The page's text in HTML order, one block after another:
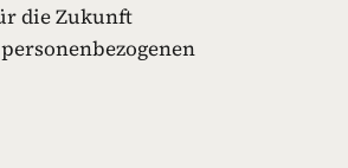
die Zukunft